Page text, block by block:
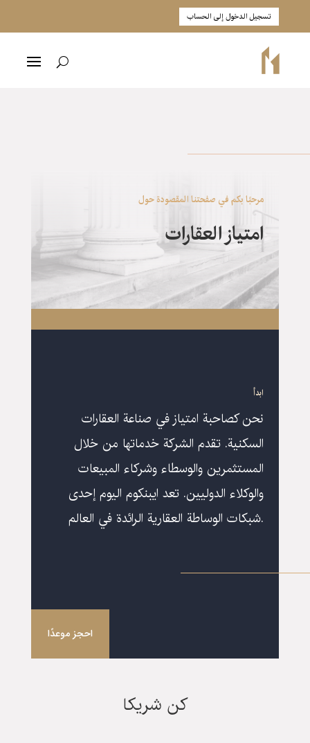
تسجيل الدخول إلى الحساب
مرحبًا بكم في صفحتنا المقصودة حول
امتياز العقارات
ابدأ
نحن كصاحبة امتياز في صناعة العقارات
السكنية. تقدم الشركة خدماتها من خلال
المستثمرين والوسطاء وشركاء المبيعات
والوكلاء الدوليين. تعد ایبنکوم اليوم إحدى
شبكات الوساطة العقارية الرائدة في العالم.
احجز موعدًا
كن شريكا